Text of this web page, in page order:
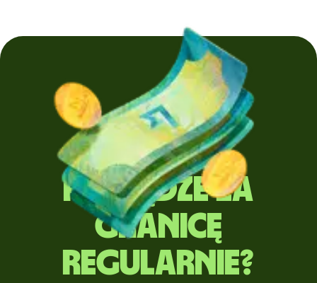
Wysyłasz
pieniądze za
granicę
regularnie?